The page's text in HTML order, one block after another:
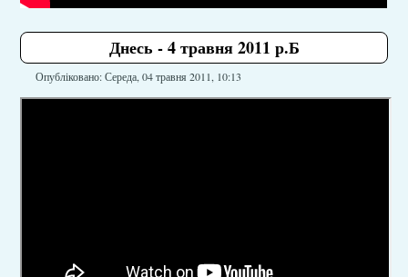
Днесь - 4 травня 2011 р.Б
Опубліковано: Середа, 04 травня 2011, 10:13